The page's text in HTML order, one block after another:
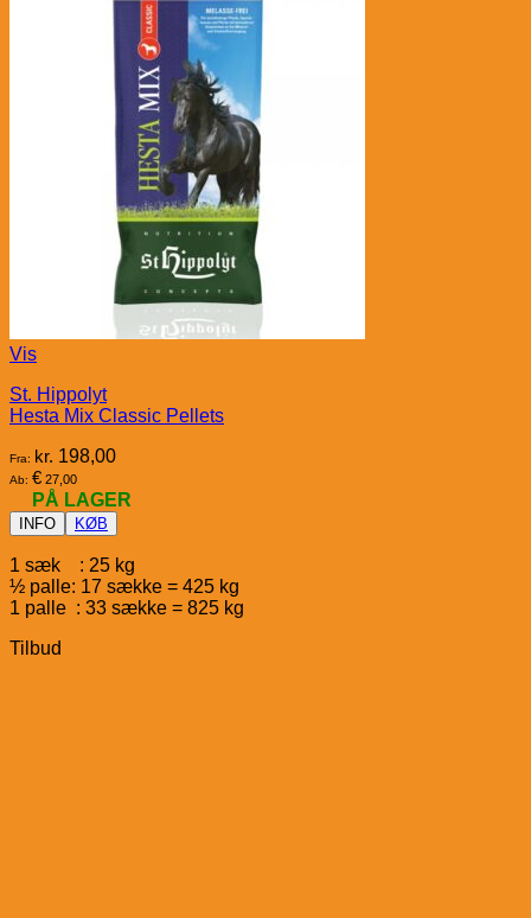
Vis
St. Hippolyt
Hesta Mix Classic Pellets
Fra: kr. 198,00
Ab: € 27,00
PÅ LAGER
INFO KØB
1 sæk : 25 kg
½ palle: 17 sække = 425 kg
1 palle : 33 sække = 825 kg
Tilbud